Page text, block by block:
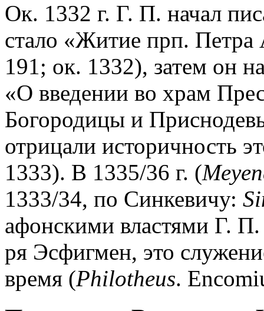
Ок. 1332 г. Г. П. начал
стало «Житие прп.
191; ок. 1332), затем он
«О введении во храм
Богородицы и
отрицали историчность
1333). В 1335/36 г. (
1333/34, по Синкевичу:
афонскими властями Г.
ря Эсфигмен, это
время (Philotheus.